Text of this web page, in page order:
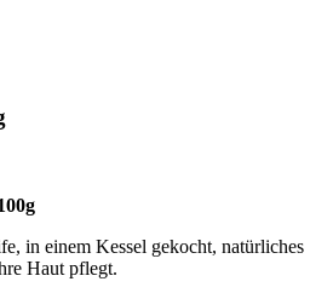
in einem Kessel gekocht, natürliches
Haut pflegt.